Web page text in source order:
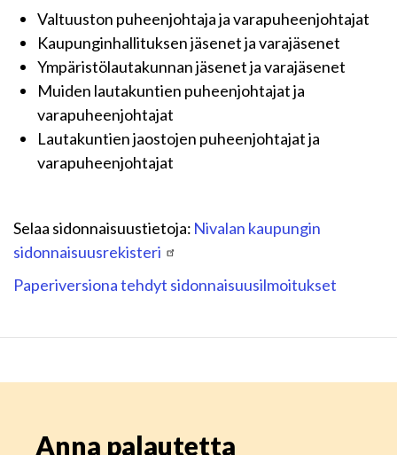
Valtuuston puheenjohtaja ja varapuheenjohtajat
Kaupunginhallituksen jäsenet ja varajäsenet
Ympäristölautakunnan jäsenet ja varajäsenet
Muiden lautakuntien puheenjohtajat ja
varapuheenjohtajat
Lautakuntien jaostojen puheenjohtajat ja
varapuheenjohtajat
Selaa sidonnaisuustietoja: Nivalan kaupungin
sidonnaisuusrekisteri
Paperiversiona tehdyt sidonnaisuusilmoitukset
Anna palautetta